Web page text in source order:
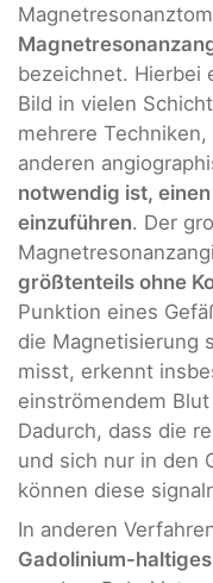
bezeichnet. Hierbei
Bild in vielen
mehrere
anderen
notwendig ist,
einzuführen. Der
größtenteils ohne
Punktion eines
die Magnetisierung
misst, erkennt
einströmendem
Dadurch, dass die
und sich nur in den
können diese
In anderen
Gadolinium-